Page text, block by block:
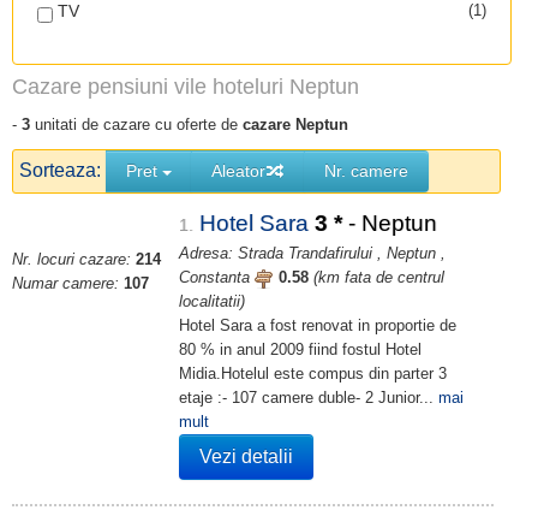
(1)
TV
Cazare pensiuni vile hoteluri Neptun
- 3 unitati de cazare cu oferte de cazare Neptun
Sorteaza: Pret Aleator Nr. camere
Nr. locuri cazare: 214
Numar camere: 107
1. Hotel Sara 3 * - Neptun
Adresa: Strada Trandafirului , Neptun ,
Constanta
0.58 (km fata de centrul
localitatii)
Hotel Sara a fost renovat in proportie de
80 % in anul 2009 fiind fostul Hotel
Midia.Hotelul este compus din parter 3
etaje :- 107 camere duble- 2 Junior... mai
mult
Vezi detalii